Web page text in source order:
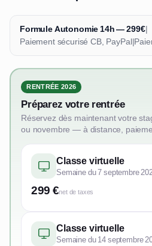
Formule Autonomie 14h — 299€|
Paiement sécurisé CB, PayPal|
RENTRÉE 2026
Préparez votre rentrée
Réservez dès maintenant votre
ou novembre — à distance,
Classe virtuelle
Semaine du 7 septembre
299 €net de taxes
Classe virtuelle
Semaine du 14 septembre